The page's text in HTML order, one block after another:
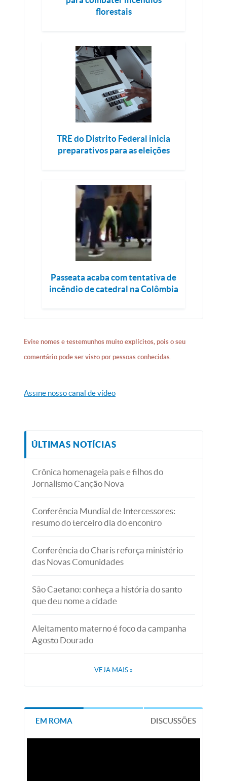
florestais
TRE do Distrito Federal inicia
preparativos para as eleições
Passeata acaba com tentativa de
incêndio de catedral na Colômbia
Evite nomes e testemunhos muito explícitos, pois o seu
comentário pode ser visto por pessoas conhecidas.
Assine nosso canal de vídeo
ÚLTIMAS NOTÍCIAS
Crônica homenageia pais e filhos do
Jornalismo Canção Nova
Conferência Mundial de Intercessores:
resumo do terceiro dia do encontro
Conferência do Charis reforça ministério
das Novas Comunidades
São Caetano: conheça a história do santo
que deu nome a cidade
Aleitamento materno é foco da campanha
Agosto Dourado
VEJA MAIS »
EM ROMA DISCUSSÕES